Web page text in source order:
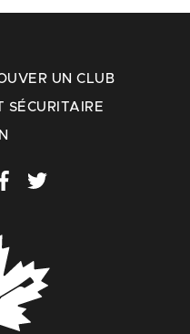
UN CLUB
SÉCURITAIRE